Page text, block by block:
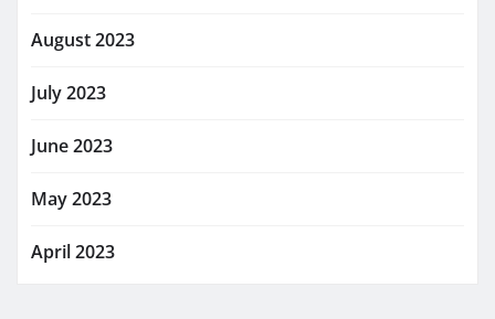
August 2023
July 2023
June 2023
May 2023
April 2023